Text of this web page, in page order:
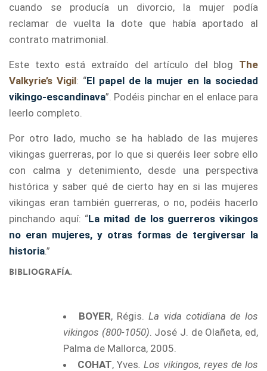
cuando se producía un divorcio, la mujer podía
reclamar de vuelta la dote que había aportado al
contrato matrimonial.
Este texto está extraído del artículo del blog The
Valkyrie’s Vigil: “El papel de la mujer en la sociedad
vikingo-escandinava”. Podéis pinchar en el enlace para
leerlo completo.
Por otro lado, mucho se ha hablado de las mujeres
vikingas guerreras, por lo que si queréis leer sobre ello
con calma y detenimiento, desde una perspectiva
histórica y saber qué de cierto hay en si las mujeres
vikingas eran también guerreras, o no, podéis hacerlo
pinchando aquí: “La mitad de los guerreros vikingos
no eran mujeres, y otras formas de tergiversar la
historia.”
BIBLIOGRAFÍA.
BOYER, Régis.La vida cotidiana de los
vikingos (800-1050) . José J. de Olañeta, ed,
Palma de Mallorca, 2005.
COHAT, Yves. Los vikingos, reyes de los